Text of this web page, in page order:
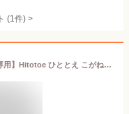
(1件) >
高評価★4.62【 楽天1位！】【お供え専用】Hitotoe ひととえ こがね芋 15号【送料無料】スイートポテト 食べ物 お菓子 洋菓子 日持ち 御供 法事 法要 のし 熨斗 お彼岸 彼岸 初盆 お返し 新盆 お盆 喪中見舞い 喪中 一周忌 命日 三回忌 四十九日 供物 初盆 供物【あす楽】